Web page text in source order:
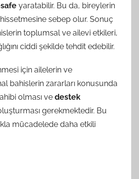
yaratabilir. Bu da, bireylerin
sebep olur. Sonuç
toplumsal ve ailevi etkileri,
ciddi şekilde tehdit edebilir.
için ailelerin ve
bahislerin zararları konusunda
olması ve destek
gerekmektedir. Bu
mücadelede daha etkili